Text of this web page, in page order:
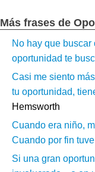
Más frases de
No hay que
oportunidad te
Casi me siento
tu oportunidad,
Hemsworth
Cuando era niño,
Cuando por fin
Si una gran